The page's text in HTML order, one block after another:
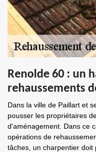
Renolde 60 : un
rehaussements
Dans la ville de Paillart et
pousser les propriétaires
d'aménagement. Dans ce
opérations de
tâches, un charpentier doit